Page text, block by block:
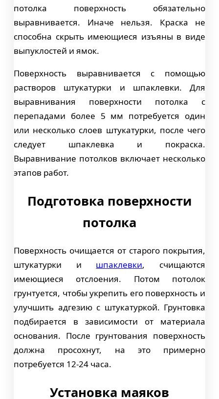
потолка поверхность обязательно
выравнивается. Иначе нельзя. Краска не
способна скрыть имеющиеся изъяны в виде
выпуклостей и ямок.
Поверхность выравнивается с помощью
растворов штукатурки и шпаклевки. Для
выравнивания поверхности потолка с
перепадами более 5 мм потребуется один
или несколько слоев штукатурки, после чего
следует шпаклевка и покраска.
Выравнивание потолков включает несколько
этапов работ.
Подготовка поверхности
потолка
Поверхность очищается от старого покрытия,
штукатурки и шпаклевки, счищаются
имеющиеся отслоения. Потом потолок
грунтуется, чтобы укрепить его поверхность и
улучшить адгезию с штукатуркой. Грунтовка
подбирается в зависимости от материала
основания. После грунтования поверхность
должна просохнут, на это примерно
потребуется 12-24 часа.
Установка маяков